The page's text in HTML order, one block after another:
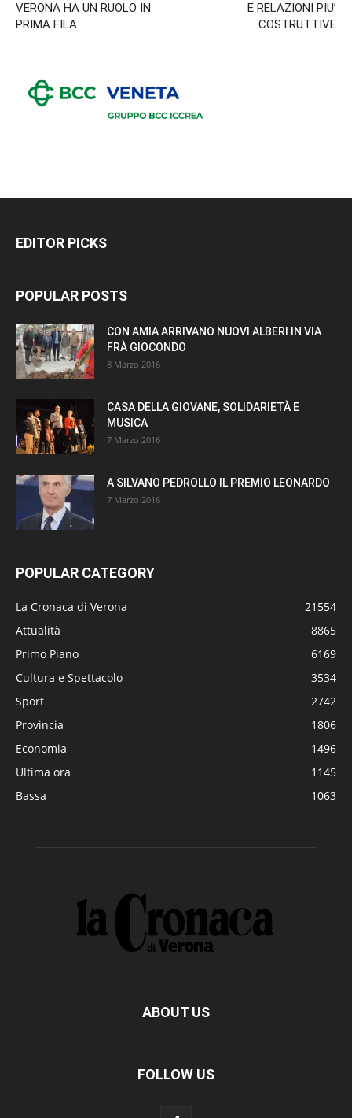
VERONA HA UN RUOLO IN
PRIMA FILA
E RELAZIONI PIU’
COSTRUTTIVE
EDITOR PICKS
POPULAR POSTS
CON AMIA ARRIVANO NUOVI ALBERI IN VIA
FRÀ GIOCONDO
8 Marzo 2016
CASA DELLA GIOVANE, SOLIDARIETÀ E
MUSICA
7 Marzo 2016
A SILVANO PEDROLLO IL PREMIO LEONARDO
7 Marzo 2016
POPULAR CATEGORY
La Cronaca di Verona
21554
Attualità
8865
Primo Piano
6169
Cultura e Spettacolo
3534
Sport
2742
Provincia
1806
Economia
1496
Ultima ora
1145
Bassa
1063
ABOUT US
FOLLOW US